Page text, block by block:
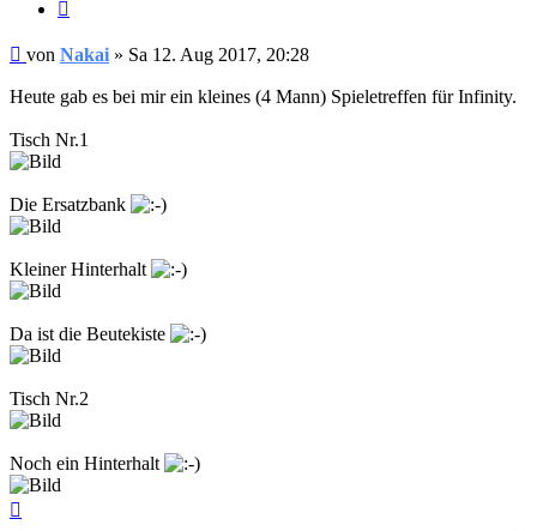
Beitrag
von Nakai » Sa 12. Aug 2017, 20:28
Heute gab es bei mir ein kleines (4 Mann) Spieletreffen für Infinity.
Tisch Nr.1
Die Ersatzbank
Kleiner Hinterhalt
Da ist die Beutekiste
Tisch Nr.2
Noch ein Hinterhalt